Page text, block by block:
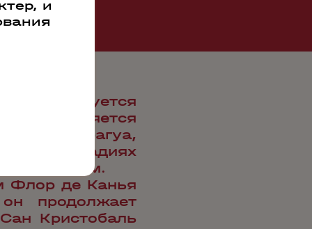
является
в Никарагуа,
всех стадиях
бутылкам.
Флор де Канья
продолжает
Кристобаль
и